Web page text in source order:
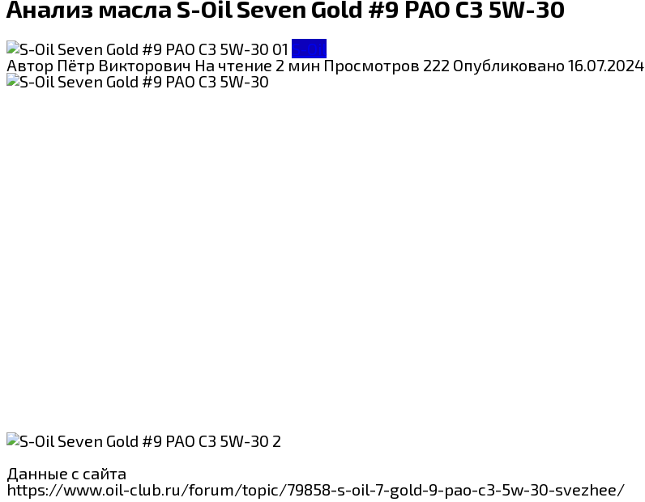
Анализ масла S-Oil Seven Gold #9 PAO C3 5W-30
S-Oil
Автор Пётр Викторович На чтение 2 минПросмотров 222 Опубликовано 16.07.2024
Данные с сайта
https://www.oil-club.ru/forum/topic/79858-s-oil-7-gold-9-pao-c3-5w-30-svezhee/